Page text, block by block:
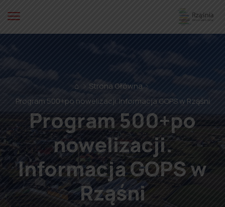
⌂
Strona Główna
Program 500+po nowelizacji. Informacja GOPS w Rząśni
Program 500+po
nowelizacji.
Informacja GOPS w
Rząśni